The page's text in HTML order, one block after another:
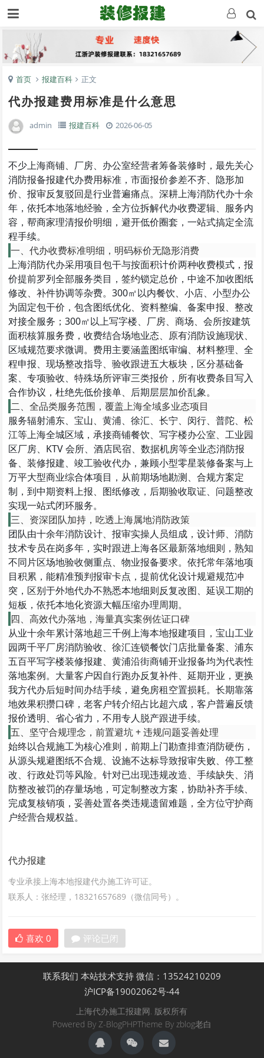
首页 报建百科 正文
代办报建费用标准是什么意思
admin 报建百科 2026-06-05
不少上海商铺、厂房、办公室经营者筹备装修时，最先关心
消防报备报建代办费用标准，市面报价参差不齐、隐形加
价、报审反复驳回是行业普遍痛点。深耕上海消防代办十余
年，依托本地落地经验，全方位拆解代办收费逻辑、服务内
容，帮商家理清报价明细，避开低价圈套，一站式搞定全流
程手续。
一、代办收费标准明细，明码标价无隐形消费
上海消防代办采用项目包干与按面积计价两种收费模式 ，报
价提前罗列全部服务类目，签约锁定总价，中途不加收图纸
修改、补件协调等杂费。300㎡以内餐饮、小店、小型办公
为固定包干价，包含图纸优化、资料整编、备案申报、整改
对接全服务；300㎡以上写字楼、厂房、商场、会所按建筑
面积核算服务费，收费结合场地业态、原有消防设施现状、
区域规范要求微调。费用主要涵盖图纸审编、材料整理、全
程申报、现场整改指导、验收跟进五大板块，区分基础备
案、专项验收、特殊场所评审三类报价，所有收费条目写入
合作协议，杜绝先低价接单、后期层层加价乱象。
二、全品类服务范围，覆盖上海全域多业态项目
服务辐射浦东、宝山、黄浦、徐汇、长宁、闵行、普陀、松
江等上海全城区域，承接商铺餐饮、写字楼办公室、工业园
区厂房、KTV 会所、酒店民宿、数据机房等全业态消防报
备、装修报建、竣工验收代办，兼顾小型零星装修备案与上
万平大型商业综合体项目，从前期场地勘测、合规方案定
制，到中期资料上报、图纸修改，后期验收取证、问题整改
实现一站式闭环服务。
三、资深团队加持，吃透上海属地消防政策
团队由十余年消防设计、报审实操人员组成，设计师、消防
技术专员在岗多年，实时跟进上海各区最新落地细则，熟知
不同片区场地验收侧重点、物业报备要求。依托常年落地项
目积累，能精准预判报审卡点，提前优化设计规避规范冲
突，区别于外地代办不熟悉本地细则反复改图、延误工期的
短板，依托本地化资源大幅压缩办理周期。
四、高效代办落地，海量真实案例佐证口碑
从业十余年累计落地超三千例上海本地报建项目，宝山工业
园两千平厂房消防验收、徐汇连锁餐饮门店批量备案、浦东
五百平写字楼装修报建、黄浦沿街商铺开业报备均为代表性
落地案例。大量客户因自行跑办反复补件、延期开业，更换
我方代办后短时间办结手续，避免房租空置损耗。长期靠落
地效果积攒口碑，老客户转介绍占比超六成，客户普遍反馈
报价透明、省心省力，不用专人脱产跟进手续。
五、坚守合规理念，前置避坑 + 违规问题妥善处理
始终以合规施工为核心准则，前期上门勘查排查消防硬伤，
从源头规避图纸不合规、设施不达标导致报审失败、停工整
改、行政处罚等风险。针对已出现违规改造、手续缺失、消
防整改被罚的存量场地，可定制整改方案，协助补齐手续、
完成复核销项，妥善处置各类违规遗留难题，全方位守护商
户经营合规权益。
代办报建
专业承接上海本地报建代办施工许可证。
联系人：张经理，18321657689（微信同号）。
喜欢 0 评论已闭
联系我们 本站技术支持 微信：13524210209
沪ICP备19002062号-44
上海代办施工报建网. 版权所有
Powered By Z-BlogPHPTheme By zblog老白